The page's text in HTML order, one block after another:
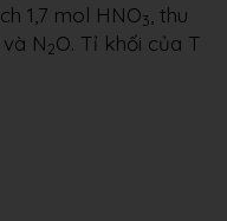
1,7 mol HNO3 , thu
N2O. Tỉ khối của T